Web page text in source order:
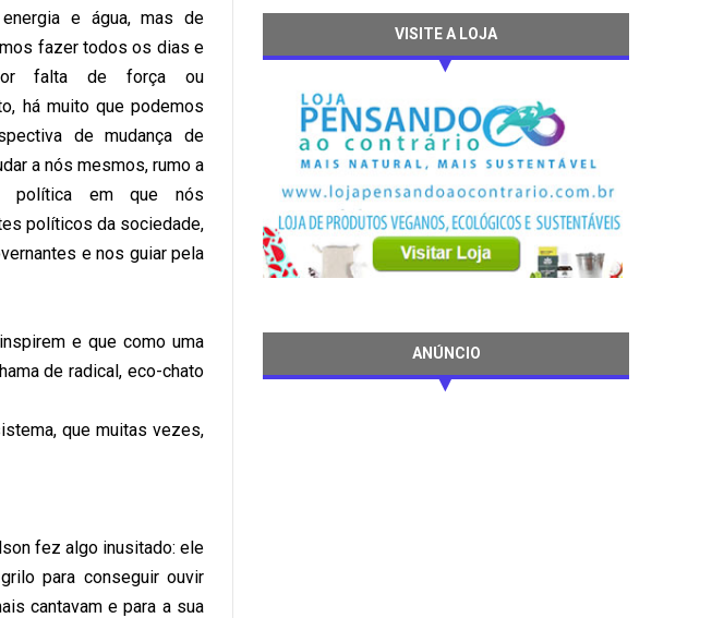
e água, mas de
fazer todos os dias e
falta de força ou
há muito que podemos
de mudança de
a nós mesmos, rumo a
política em que nós
políticos da sociedade,
e nos guiar pela
e que como uma
de radical, eco-chato
que muitas vezes,
fez algo inusitado: ele
para conseguir ouvir
cantavam e para a sua
VISITE A LOJA
ANÚNCIO